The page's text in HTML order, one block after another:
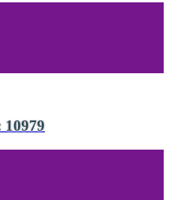
10979